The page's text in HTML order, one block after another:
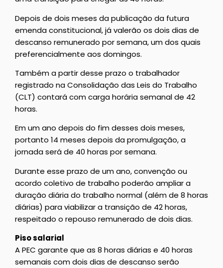
Depois de dois meses da publicação da futura
emenda constitucional, já valerão os dois dias de
descanso remunerado por semana, um dos quais
preferencialmente aos domingos.
Também a partir desse prazo o trabalhador
registrado na Consolidação das Leis do Trabalho
(CLT) contará com carga horária semanal de 42
horas.
Em um ano depois do fim desses dois meses,
portanto 14 meses depois da promulgação, a
jornada será de 40 horas por semana.
Durante esse prazo de um ano, convenção ou
acordo coletivo de trabalho poderão ampliar a
duração diária do trabalho normal (além de 8 horas
diárias) para viabilizar a transição de 42 horas,
respeitado o repouso remunerado de dois dias.
Piso salarial
A PEC garante que as 8 horas diárias e 40 horas
semanais com dois dias de descanso serão